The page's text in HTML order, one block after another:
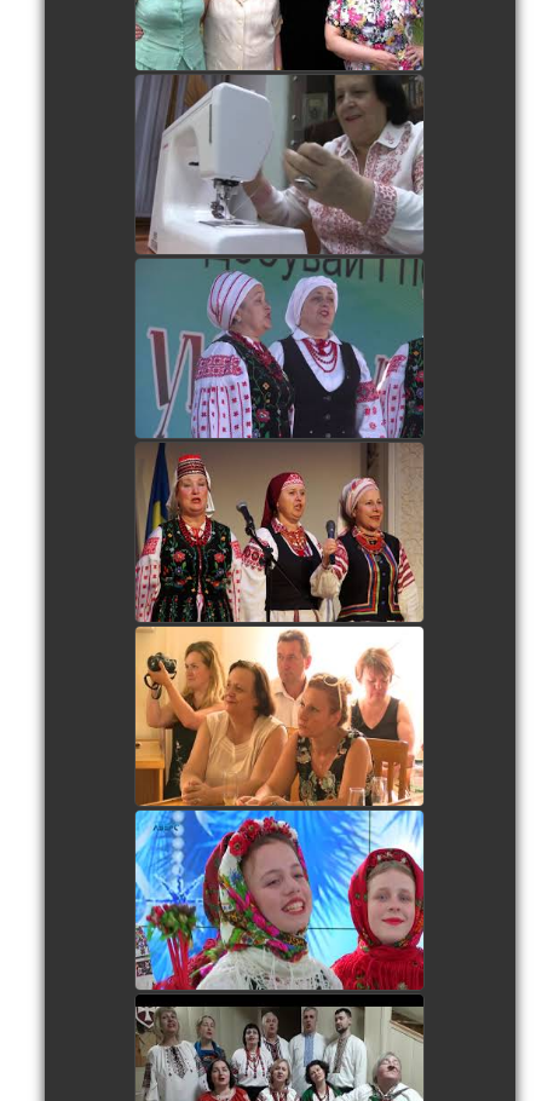
watch video
watch video
watch video
Волинське братство в
СНУ
watch video
watch video
watch video